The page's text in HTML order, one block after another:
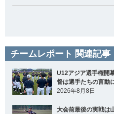
チームレポート 関連記事
U12アジア選手権開
督は選手たちの言動
2026年8月8日
大会前最後の実戦は